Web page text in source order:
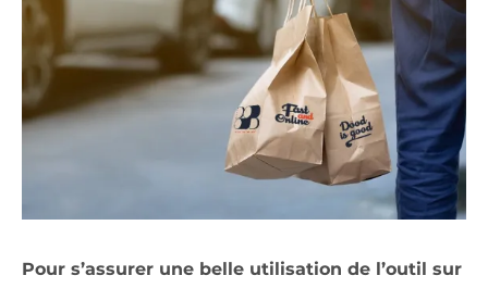
Pour s’assurer une belle utilisation de l’outil sur